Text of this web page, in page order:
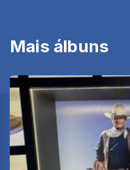
Mais álbuns